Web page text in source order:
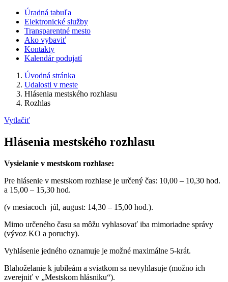
Úradná tabuľa
Elektronické služby
Transparentné mesto
Ako vybaviť
Kontakty
Kalendár podujatí
Úvodná stránka
Udalosti v meste
Hlásenia mestského rozhlasu
Rozhlas
Vytlačiť
Hlásenia mestského rozhlasu
Vysielanie v mestskom rozhlase:
Pre hlásenie v mestskom rozhlase je určený čas: 10,00 – 10,30 hod.
a 15,00 – 15,30 hod.
(v mesiacoch júl, august: 14,30 – 15,00 hod.).
Mimo určeného času sa môžu vyhlasovať iba mimoriadne správy
(vývoz KO a poruchy).
Vyhlásenie jedného oznamuje je možné maximálne 5-krát.
Blahoželanie k jubileám a sviatkom sa nevyhlasuje (možno ich
zverejniť v „Mestskom hlásniku“).